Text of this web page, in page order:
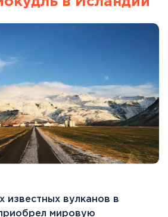
известных вулканов в
мировую